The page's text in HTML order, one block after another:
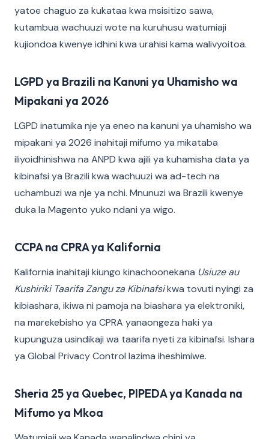
yatoe chaguo za kukataa kwa msisitizo sawa,
kutambua wachuuzi wote na kuruhusu watumiaji
kujiondoa kwenye idhini kwa urahisi kama walivyoitoa.
LGPD ya Brazili na Kanuni ya Uhamisho wa
Mipakani ya 2026
LGPD inatumika nje ya eneo na kanuni ya uhamisho wa
mipakani ya 2026 inahitaji mifumo ya mikataba
iliyoidhinishwa na ANPD kwa ajili ya kuhamisha data ya
kibinafsi ya Brazili kwa wachuuzi wa ad-tech na
uchambuzi wa nje ya nchi. Mnunuzi wa Brazili kwenye
duka la Magento yuko ndani ya wigo.
CCPA na CPRA ya Kalifornia
Kalifornia inahitaji kiungo kinachoonekana Usiuze au
Kushiriki Taarifa Zangu za Kibinafsikwa tovuti nyingi za
kibiashara, ikiwa ni pamoja na biashara ya elektroniki,
na marekebisho ya CPRA yanaongeza haki ya
kupunguza usindikaji wa taarifa nyeti za kibinafsi. Ishara
ya Global Privacy Control lazima iheshimiwe.
Sheria 25 ya Quebec, PIPEDA ya Kanada na
Mifumo ya Mkoa